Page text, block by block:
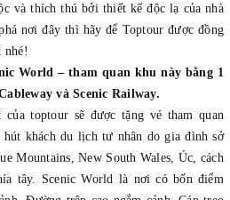
và thích thú bởi thiết kế độc lạ của nhà
nơi đây thì hãy để Toptour được đồng
nhé!
World – tham quan khu này bằng 1
và Scenic Railway.
toptour sẽ được tặng vé tham quan
khách du lịch tư nhân do gia đình sở
Mountains, New South Wales, Úc, cách
tây. Scenic World là nơi có bốn điểm